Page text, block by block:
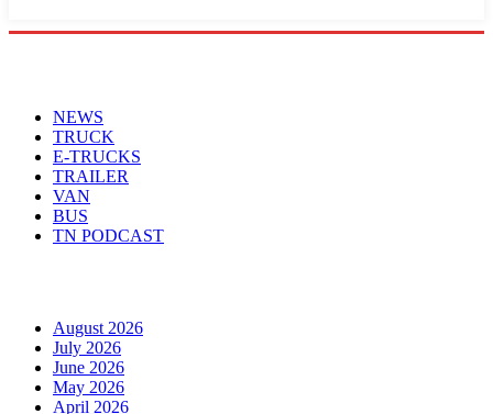
NEWS
TRUCK
E-TRUCKS
TRAILER
VAN
BUS
TN PODCAST
August 2026
July 2026
June 2026
May 2026
April 2026